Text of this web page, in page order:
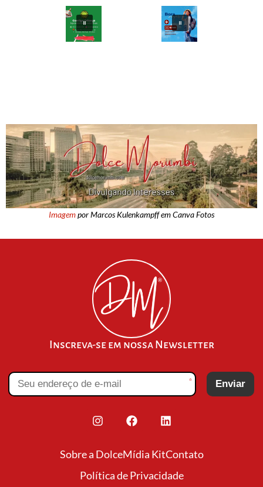
Imagempor Marcos Kulenkampff em Canva Fotos
Inscreva-se em nossa Newsletter
* Enviar
Sobre a DolceMídia KitContato
Política de Privacidade